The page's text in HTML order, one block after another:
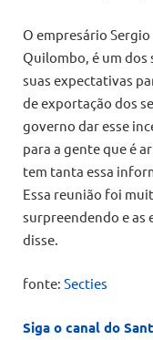
O empresário
Quilombo, é um dos
suas expectativas
de exportação dos
governo dar esse
para a gente que é
tem tanta essa
Essa reunião foi
surpreendendo e as
disse.
fonte: Secties
Siga o canal do